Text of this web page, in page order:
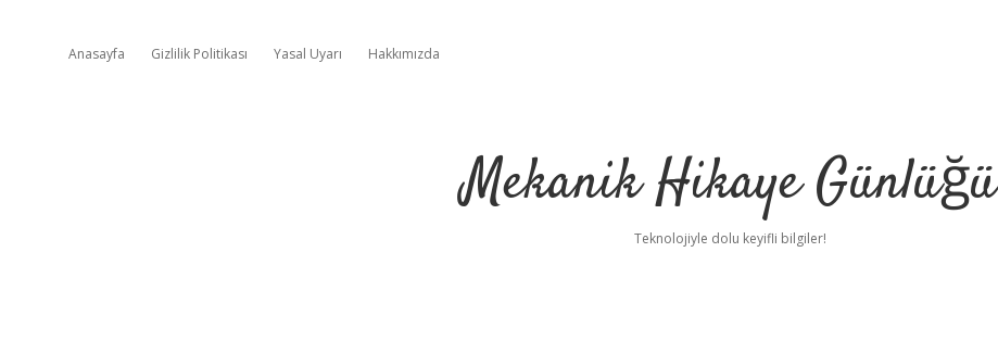
Anasayfa Gizlilik Politikası Yasal Uyarı Hakkımızda
Mekanik Hikaye Günlüğü
Teknolojiyle dolu keyifli bilgiler!